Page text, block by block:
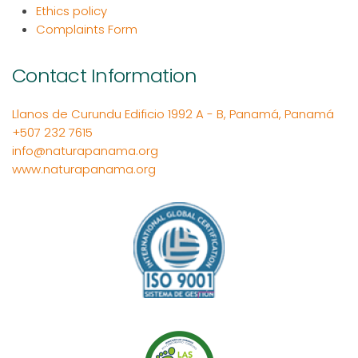
Ethics policy
Complaints Form
Contact Information
Llanos de Curundu Edificio 1992 A - B, Panamá, Panamá
+507 232 7615
info@naturapanama.org
www.naturapanama.org